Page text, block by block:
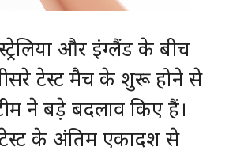
और इंग्लैंड के बीच
टेस्ट मैच के शुरू होने से
ने बड़े बदलाव किए हैं।
के अंतिम एकादश से